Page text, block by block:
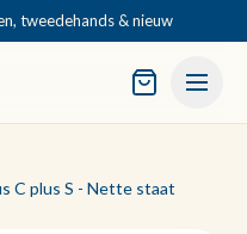
tweedehands & nieuw
C plus S - Nette staat